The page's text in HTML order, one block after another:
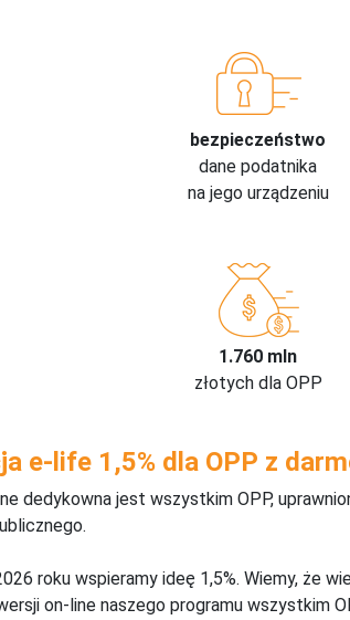
bezpieczeństwo
dane podatnika
na jego urządzeniu
1.760 mln
złotych dla OPP
e-life 1,5% dla OPP z
dedykowna jest wszystkim OPP,
roku wspieramy ideę 1,5%. Wiemy, że
on-line naszego programu wszystkim